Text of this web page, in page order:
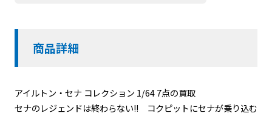
商品詳細
アイルトン・セナ コレクション 1/64 7点の買取
セナのレジェンドは終わらない!! コクピットにセナが乗り込む